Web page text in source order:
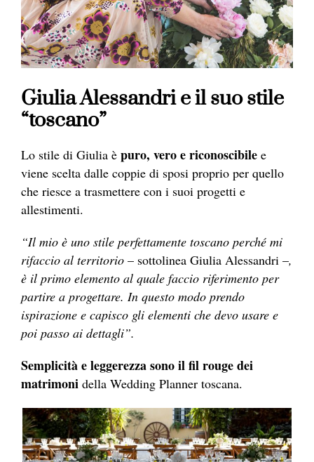
Giulia Alessandri e il suo stile
“toscano”
Lo stile di Giulia è puro, vero e riconoscibile e
viene scelta dalle coppie di sposi proprio per quello
che riesce a trasmettere con i suoi progetti e
allestimenti.
“Il mio è uno stile perfettamente toscano perché mi
rifaccio al territorio – sottolinea Giulia Alessandri –,
è il primo elemento al quale faccio riferimento per
partire a progettare. In questo modo prendo
ispirazione e capisco gli elementi che devo usare e
poi passo ai dettagli”.
Semplicità e leggerezza sono il fil rouge dei
matrimoni della Wedding Planner toscana.